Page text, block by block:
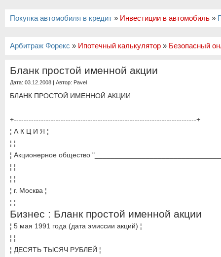
Покупка автомобиля в кредит » Инвестиции в автомобиль »
Арбитраж Форекс » Ипотечный калькулятор » Безопасный
Бланк простой именной акции
Дата: 03.12.2008 | Автор: Pavel
БЛАНК ПРОСТОЙ ИМЕННОЙ АКЦИИ
+--------------------------------------------------------------------------+
¦ А К Ц И Я ¦
¦ ¦
¦ Акционерное общество
¦ ¦
¦ ¦
¦ г. Москва ¦
¦ ¦
Бизнес : Бланк простой именной акции
¦ 5 мая 1991 года (дата эмиссии акций) ¦
¦ ¦
¦ ДЕСЯТЬ ТЫСЯЧ РУБЛЕЙ ¦